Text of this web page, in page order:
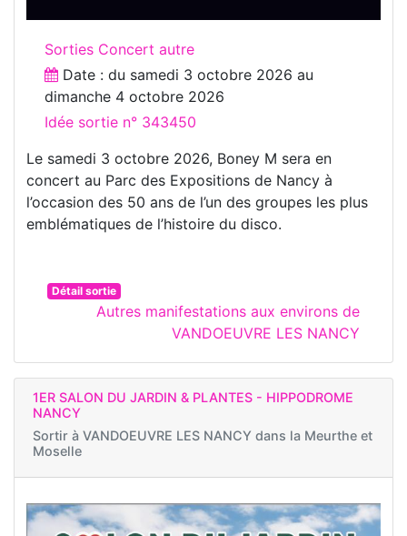
Sorties Concert autre
Date : du samedi 3 octobre 2026 au
dimanche 4 octobre 2026
Idée sortie n° 343450
Le samedi 3 octobre 2026, Boney M sera en
concert au Parc des Expositions de Nancy à
l’occasion des 50 ans de l’un des groupes les plus
emblématiques de l’histoire du disco.
Détail sortie
Autres manifestations aux environs de
VANDOEUVRE LES NANCY
1ER SALON DU JARDIN & PLANTES - HIPPODROME
NANCY
Sortir à VANDOEUVRE LES NANCY dans la Meurthe et
Moselle